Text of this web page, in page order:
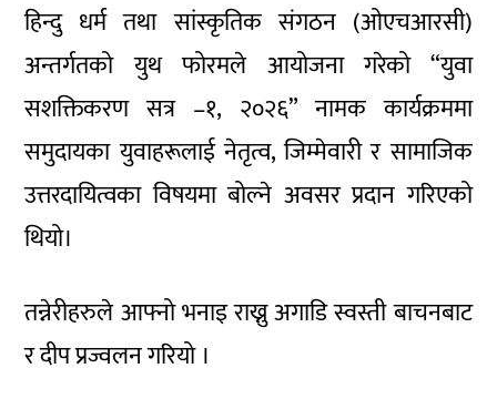
हिन्दु धर्म तथा सांस्कृतिक संगठन (ओएचआरसी)
अन्तर्गतको युथ फोरमले आयोजना गरेको “युवा
सशक्तिकरण सत्र –१, २०२६” नामक कार्यक्रममा
समुदायका युवाहरूलाई नेतृत्व, जिम्मेवारी र सामाजिक
उत्तरदायित्वका विषयमा बोल्ने अवसर प्रदान गरिएको
थियो।
तन्नेरीहरुले आफ्नो भनाइ राख्नु अगाडि स्वस्ती बाचनबाट
र दीप प्रज्वलन गरियो ।